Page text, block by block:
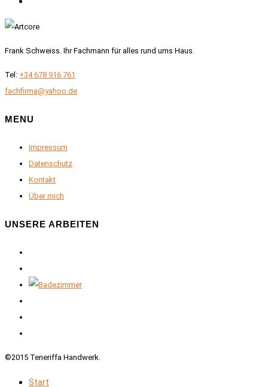
Frank Schweiss. Ihr Fachmann für alles rund ums Haus.
Tel: +34 678 916 761
fachfirma@yahoo.de
MENU
Impressum
Datenschutz
Kontakt
Über mich
UNSERE ARBEITEN
©2015 Teneriffa Handwerk.
Start